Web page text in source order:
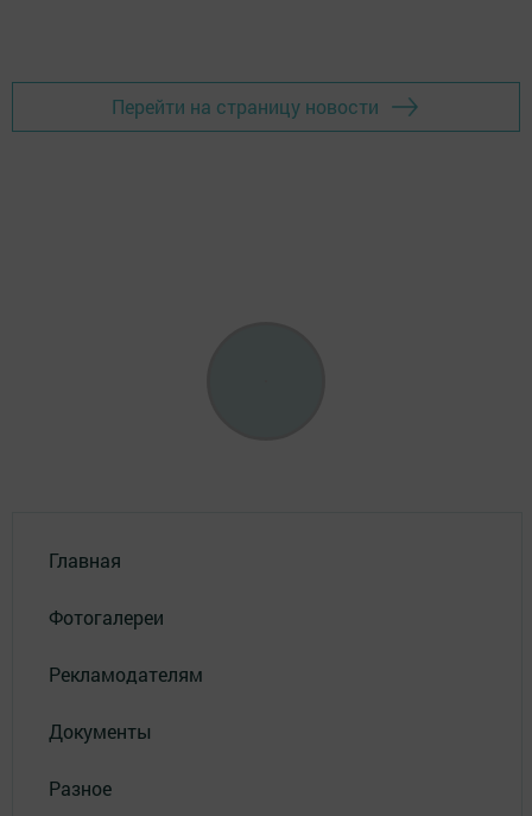
Перейти на страницу новости
Главная
Фотогалереи
Рекламодателям
Документы
Разное